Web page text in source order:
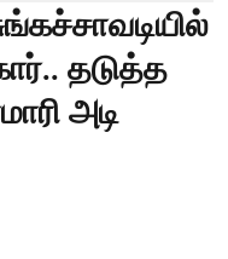
தடுத்த
அடி